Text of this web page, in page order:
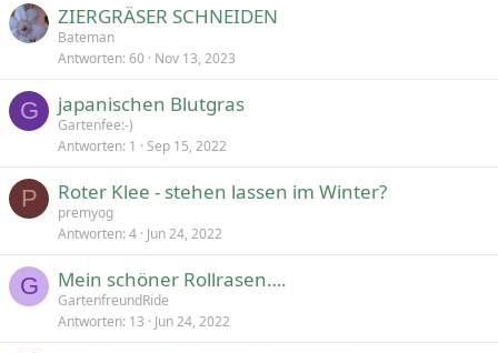
ZIERGRÄSER SCHNEIDEN
Bateman
Antworten 60 Nov 13, 2023
G japanischen Blutgras
Gartenfee:-)
Antworten 1 Sep 15, 2022
P Roter Klee - stehen lassen im Winter?
premyog
Antworten 4 Jun 24, 2022
G Mein schöner Rollrasen….
GartenfreundRide
Antworten 13 Jun 24, 2022